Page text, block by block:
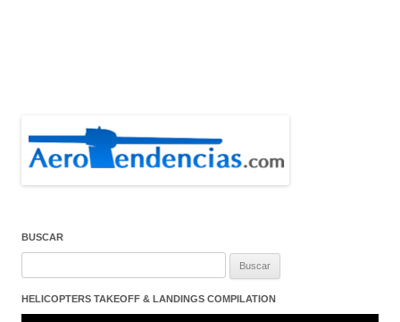
BUSCAR
HELICOPTERS TAKEOFF & LANDINGS COMPILATION